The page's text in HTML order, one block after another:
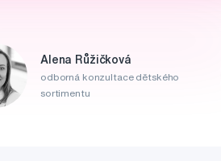
Alena Růžičková
odborná konzultace dětského
sortimentu